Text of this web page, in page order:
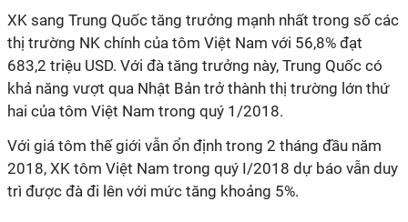
XK sang Trung Quốc tăng trưởng mạnh nhất trong số các
thị trường NK chính của tôm Việt Nam với 56,8% đạt
683,2 triệu USD. Với đà tăng trưởng này, Trung Quốc có
khả năng vượt qua Nhật Bản trở thành thị trường lớn thứ
hai của tôm Việt Nam trong quý 1/2018.
Với giá tôm thế giới vẫn ổn định trong 2 tháng đầu năm
2018, XK tôm Việt Nam trong quý I/2018 dự báo vẫn duy
trì được đà đi lên với mức tăng khoảng 5%.